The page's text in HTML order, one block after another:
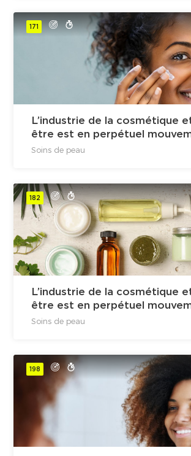
171
L’industrie de la cosmétique
être est en perpétuel
Soins de peau
182
L’industrie de la cosmétique
être est en perpétuel
Soins de peau
198